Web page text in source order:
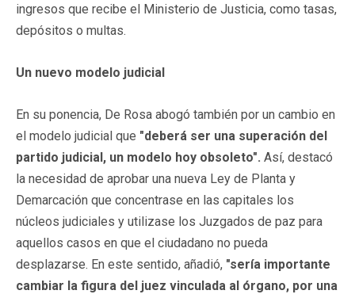
ingresos que recibe el Ministerio de Justicia, como tasas,
depósitos o multas.
Un nuevo modelo judicial
En su ponencia, De Rosa abogó también por un cambio en
el modelo judicial que "deberá ser una superación del
partido judicial, un modelo hoy obsoleto". Así, destacó
la necesidad de aprobar una nueva Ley de Planta y
Demarcación que concentrase en las capitales los
núcleos judiciales y utilizase los Juzgados de paz para
aquellos casos en que el ciudadano no pueda
desplazarse. En este sentido, añadió, "sería importante
cambiar la figura del juez vinculada al órgano, por una